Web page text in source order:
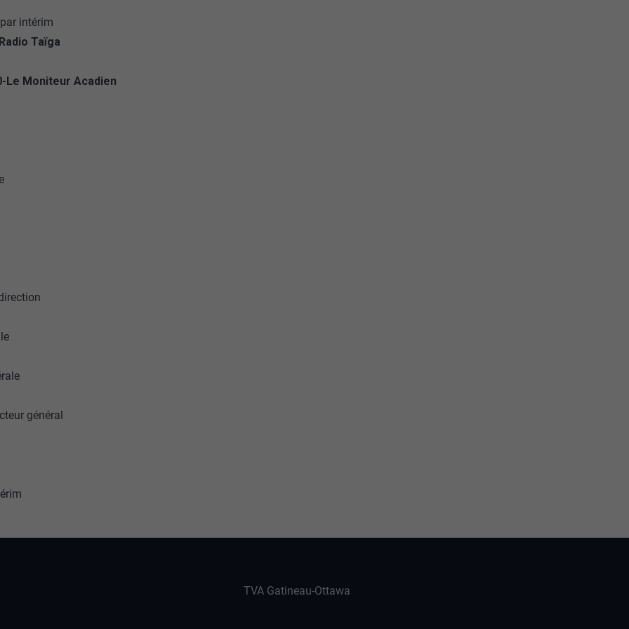
intérim
Taïga
Le Moniteur Acadien
général
TVA Gatineau-Ottawa